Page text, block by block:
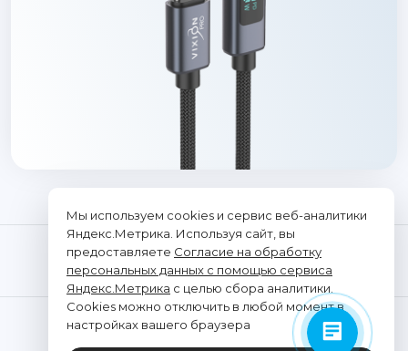
© "Vixion", 2026. Все права защищены
Мы используем cookies и сервис веб-аналитики
Яндекс.Метрика. Используя сайт, вы
предоставляете Согласие на обработку
персональных данных с помощью сервиса
Яндекс.Метрика с целью сбора аналитики.
Cookies можно отключить в любой момент в
настройках вашего браузера